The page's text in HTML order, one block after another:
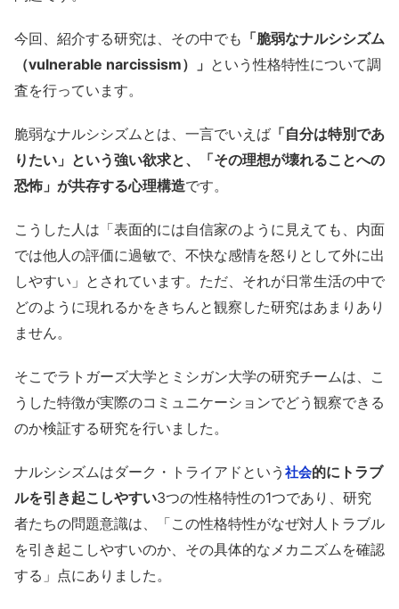
今回、紹介する研究は、その中でも 「脆弱なナルシシズム
（vulnerable narcissism）」 という性格特性について調
査を行っています。
脆弱なナルシシズムとは、一言でいえば 「自分は特別であ
りたい」という強い欲求と、「その理想が壊れることへの
恐怖」が共存する心理構造です。
こうした人は「表面的には自信家のように見えても、内面
では他人の評価に過敏で、不快な感情を怒りとして外に出
しやすい」とされています。ただ、それが日常生活の中で
どのように現れるかをきちんと観察した研究はあまりあり
ません。
そこでラトガーズ大学とミシガン大学の研究チームは、こ
うした特徴が実際のコミュニケーションでどう観察できる
のか検証する研究を行いました。
ナルシシズムはダーク・トライアドという 社会的にトラブ
ルを引き起こしやすい3つの性格特性の1つであり、研究
者たちの問題意識は、「この性格特性がなぜ対人トラブル
を引き起こしやすいのか、その具体的なメカニズムを確認
する」点にありました。